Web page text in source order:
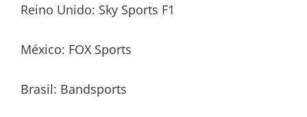
Reino Unido: Sky Sports F1
México: FOX Sports
Brasil: Bandsports